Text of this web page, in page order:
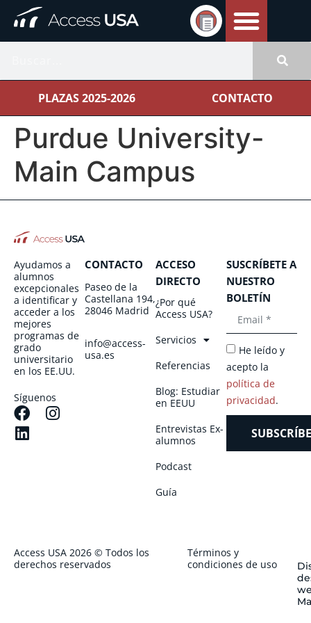
PLAZAS 2025-2026 CONTACTO
Purdue University-
Main Campus
Ayudamos a
alumnos
excepcionales
a identificar y
acceder a los
mejores
programas de
grado
universitario
en los EE.UU.
Síguenos
CONTACTO
Paseo de la
Castellana 194,
28046 Madrid
info@access-
usa.es
ACCESO
DIRECTO
¿Por qué
Access USA?
Servicios
Referencias
Blog: Estudiar
en EEUU
Entrevistas Ex-
alumnos
Podcast
Guía
SUSCRÍBETE A
NUESTRO
BOLETÍN
He leído y
acepto la
política de
privacidad.
Access USA 2026 © Todos los
derechos reservados
Términos y
condiciones de uso